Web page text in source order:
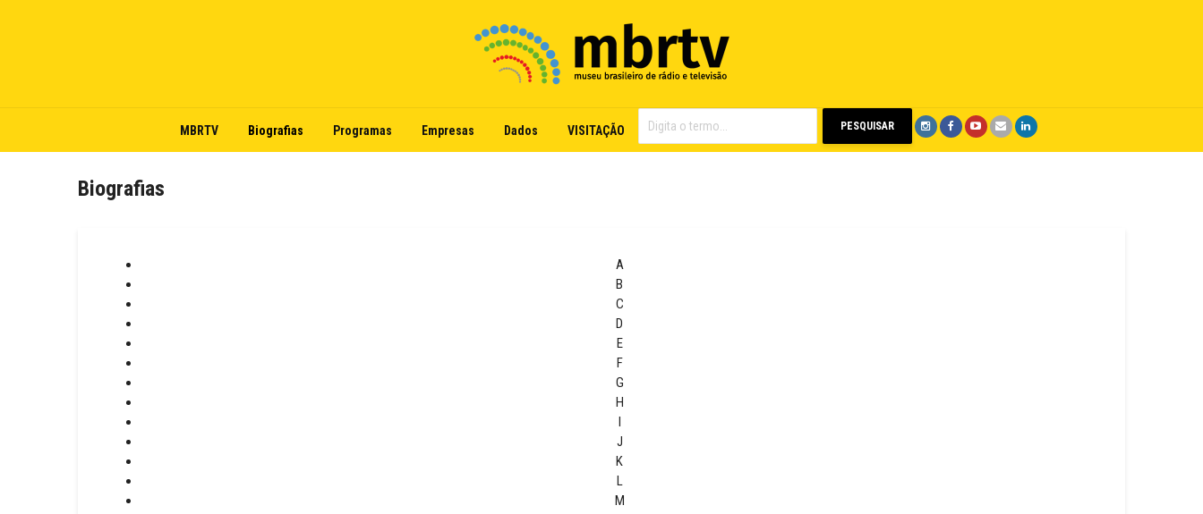
MBRTV Biografias Programas Empresas Dados VISITAÇÃO PESQUISAR
Biografias
A
B
C
D
E
F
G
H
I
J
K
L
M